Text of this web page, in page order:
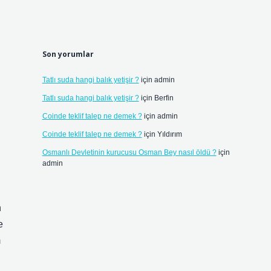
Son yorumlar
Tatlı suda hangi balık yetişir ?için admin
Tatlı suda hangi balık yetişir ?için Berfin
Coinde teklif talep ne demek ?için admin
Coinde teklif talep ne demek ?için Yıldırım
Osmanlı Devletinin kurucusu Osman Bey nasıl öldü ?için
admin